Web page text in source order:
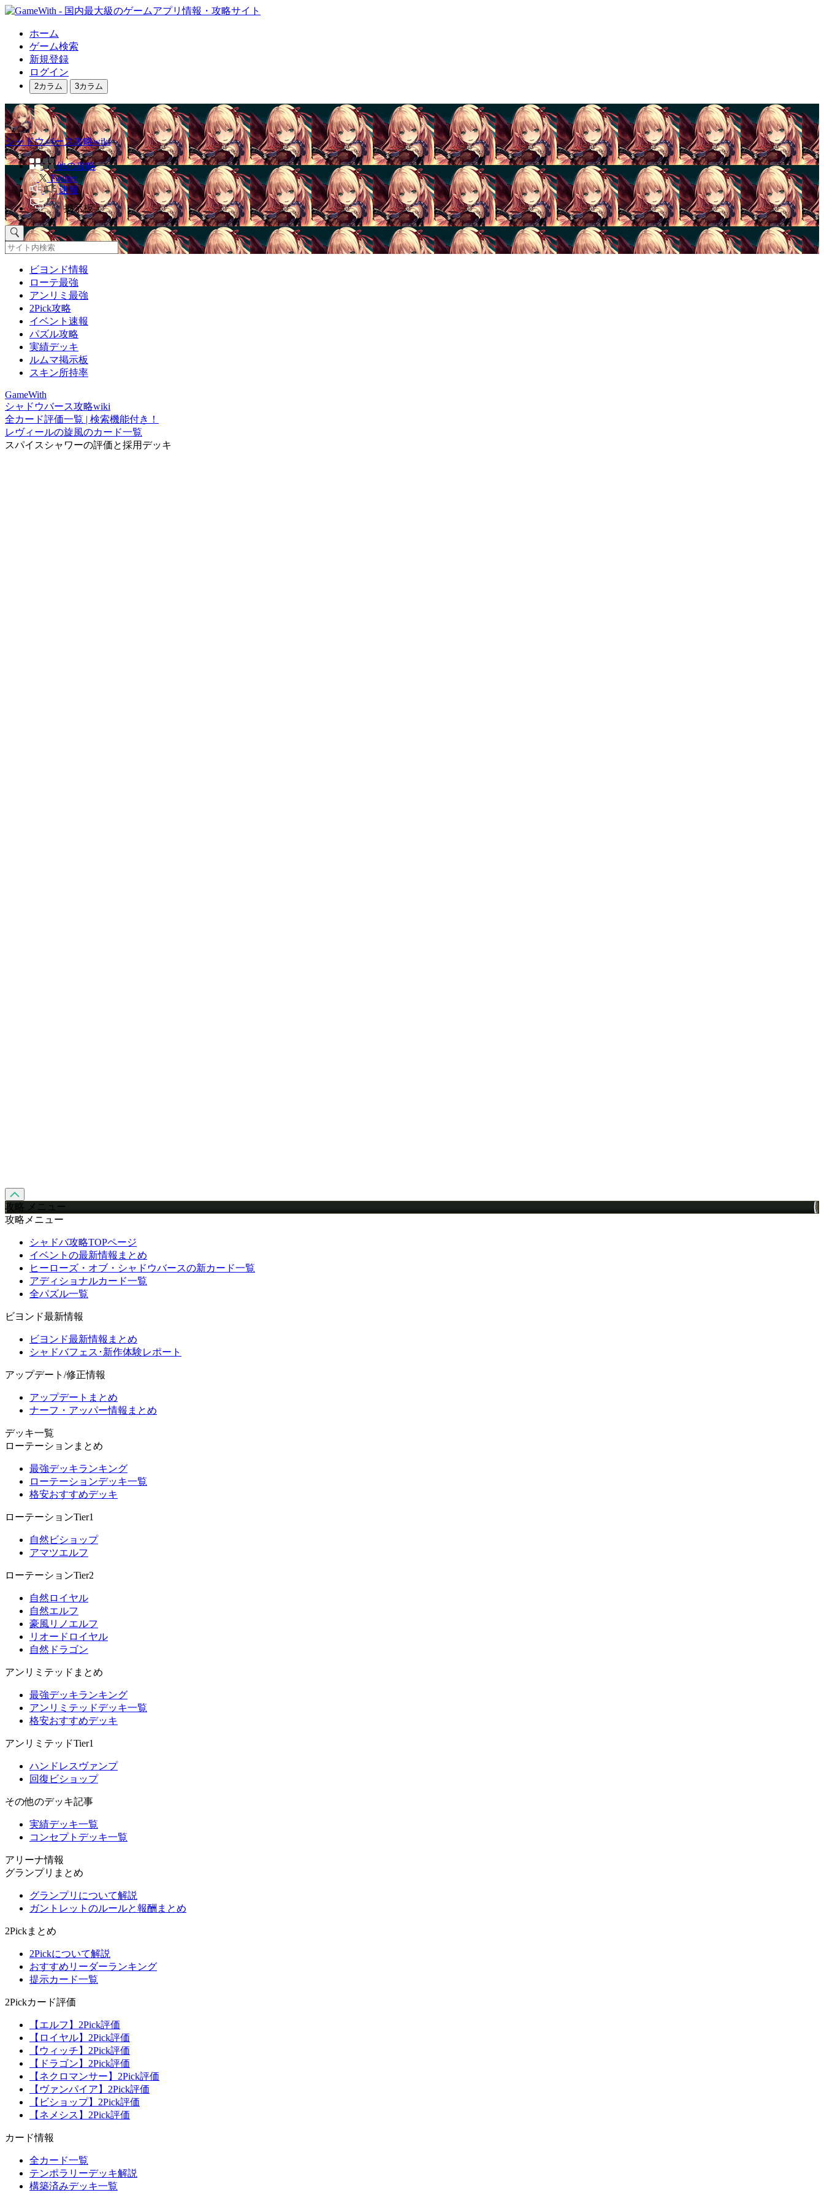
ホーム
ゲーム検索
新規登録
ログイン
2カラム 3カラム
シャドウバース攻略wiki
他の攻略
Twitter
速報
掲示板
ビヨンド情報
ローテ最強
アンリミ最強
2Pick攻略
イベント速報
パズル攻略
実績デッキ
ルムマ掲示板
スキン所持率
GameWith
シャドウバース攻略wiki
全カード評価一覧 | 検索機能付き！
レヴィールの旋風のカード一覧
スパイスシャワーの評価と採用デッキ
攻略 メニュー
攻略メニュー
シャドバ攻略TOPページ
イベントの最新情報まとめ
ヒーローズ・オブ・シャドウバースの新カード一覧
アディショナルカード一覧
全パズル一覧
ビヨンド最新情報
ビヨンド最新情報まとめ
シャドバフェス･新作体験レポート
アップデート/修正情報
アップデートまとめ
ナーフ・アッパー情報まとめ
デッキ一覧
ローテーションまとめ
最強デッキランキング
ローテーションデッキ一覧
格安おすすめデッキ
ローテーションTier1
自然ビショップ
アマツエルフ
ローテーションTier2
自然ロイヤル
自然エルフ
豪風リノエルフ
リオードロイヤル
自然ドラゴン
アンリミテッドまとめ
最強デッキランキング
アンリミテッドデッキ一覧
格安おすすめデッキ
アンリミテッドTier1
ハンドレスヴァンプ
回復ビショップ
その他のデッキ記事
実績デッキ一覧
コンセプトデッキ一覧
アリーナ情報
グランプリまとめ
グランプリについて解説
ガントレットのルールと報酬まとめ
2Pickまとめ
2Pickについて解説
おすすめリーダーランキング
提示カード一覧
2Pickカード評価
【エルフ】2Pick評価
【ロイヤル】2Pick評価
【ウィッチ】2Pick評価
【ドラゴン】2Pick評価
【ネクロマンサー】2Pick評価
【ヴァンパイア】2Pick評価
【ビショップ】2Pick評価
【ネメシス】2Pick評価
カード情報
全カード一覧
テンポラリーデッキ解説
構築済みデッキ一覧